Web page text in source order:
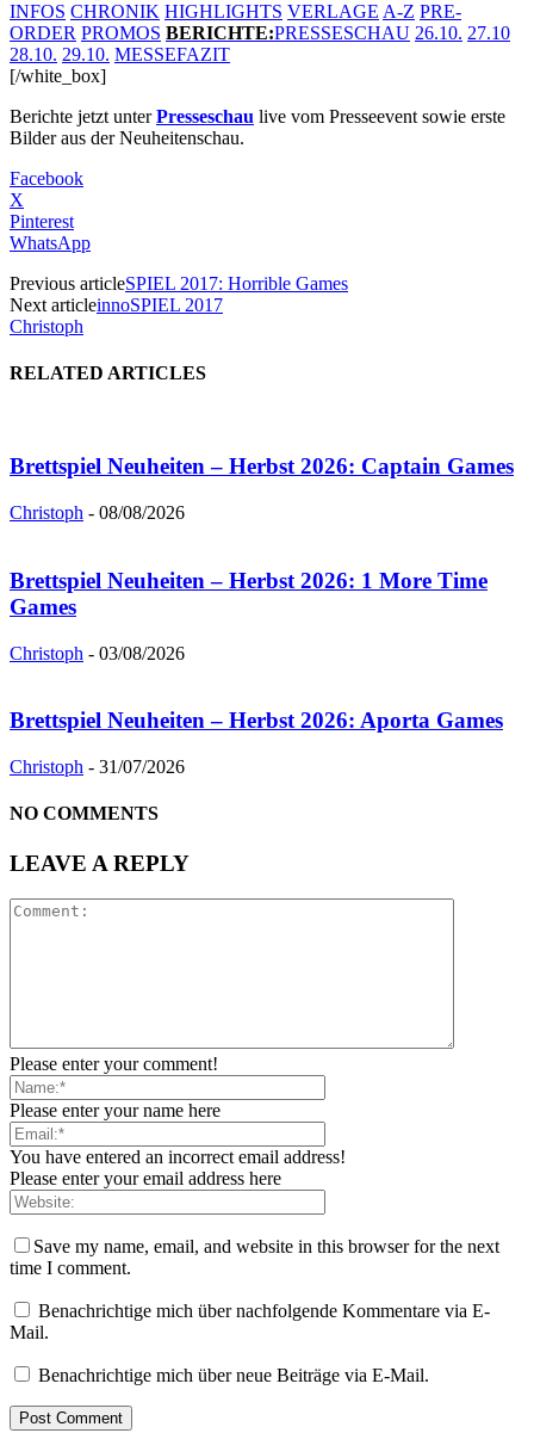
INFOS CHRONIK HIGHLIGHTS VERLAGE A-Z PRE-
ORDER PROMOS BERICHTE:PRESSESCHAU 26.10. 27.10
28.10. 29.10. MESSEFAZIT
[/white_box]
Berichte jetzt unterPresseschau live vom Presseevent sowie erste
Bilder aus der Neuheitenschau.
Facebook
X
Pinterest
WhatsApp
Previous articleSPIEL 2017: Horrible Games
Next articleinnoSPIEL 2017
Christoph
RELATED ARTICLES
Brettspiel Neuheiten – Herbst 2026: Captain Games
Christoph - 08/08/2026
Brettspiel Neuheiten – Herbst 2026: 1 More Time
Games
Christoph - 03/08/2026
Brettspiel Neuheiten – Herbst 2026: Aporta Games
Christoph - 31/07/2026
NO COMMENTS
LEAVE A REPLY
Please enter your comment!
Please enter your name here
You have entered an incorrect email address!
Please enter your email address here
Save my name, email, and website in this browser for the next
time I comment.
Benachrichtige mich über nachfolgende Kommentare via E-
Mail.
Benachrichtige mich über neue Beiträge via E-Mail.